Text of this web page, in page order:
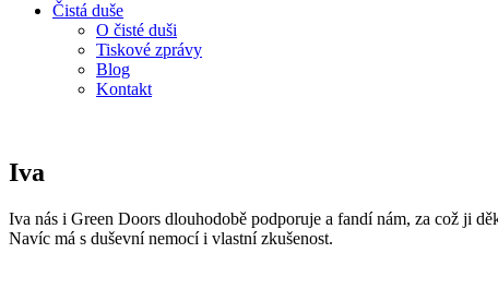
Čistá duše
O čisté duši
Tiskové zprávy
Blog
Kontakt
Iva
Iva nás i Green Doors dlouhodobě podporuje a fandí nám, za což ji
Navíc má s duševní nemocí i vlastní zkušenost.